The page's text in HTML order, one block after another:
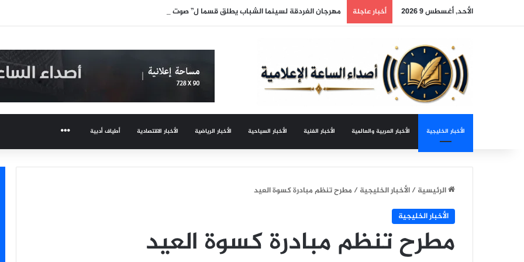
الأحد, أغسطس 9 2026 أخبار عاجلة مهرجان الغردقة لسينما الشباب يطلق قسما ل” صوت السينما” ..وحمادة هلال أول المكرمين
الأخبار الخليجية الأخبار العربية والعالمية الأخبار الفنية الأخبار السياحية الأخبار الرياضية الأخبار الاقتصادية أطياف أدبية
الرئيسية/الأخبار الخليجية/مطرح تنظم مبادرة كسوة العيد
الأخبار الخليجية
مطرح تنظم مبادرة كسوة العيد